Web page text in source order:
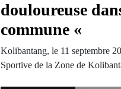
douloureuse
commune «
Kolibantang, le 11 septembre
Sportive de la Zone de